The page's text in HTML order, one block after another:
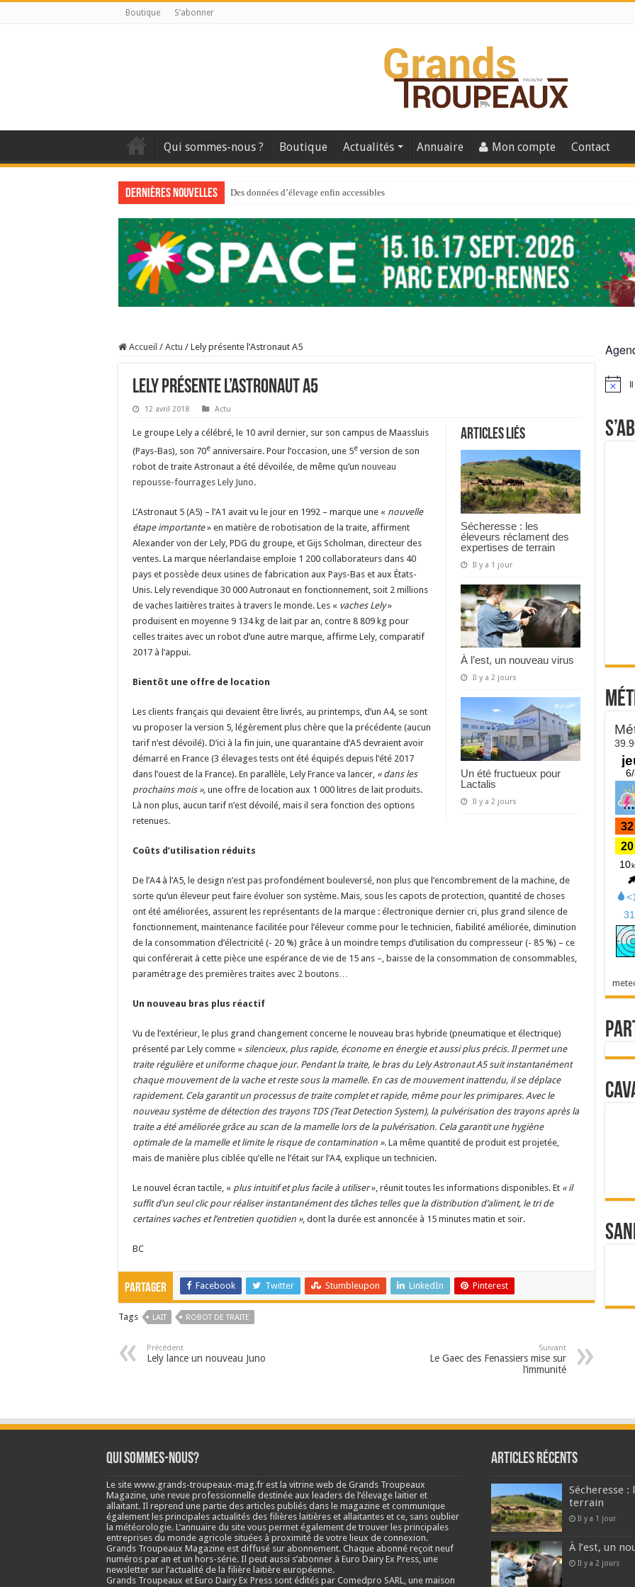
Boutique S’abonner
Qui sommes-nous ? Boutique Actualités Annuaire Mon compte Contact
Dernières nouvelles Des données d’élevage enfin accessibles
Au sommaire du premier numéro de 2025
Au sommaire de GTM 110
Aidez-nous à améliorer la santé de vos veaux !
Au sommaire de GTM 91
À l’est, un nouveau virus
Les canicules freinent la collecte laitière
Accueil / Actu / Lely présente l’Astronaut A5
Lely présente l’Astronaut A5
12 avril 2018 Actu
Articles liés
Sécheresse : les
éleveurs réclament des
expertises de terrain
Il y a 1 jour
À l’est, un nouveau virus
Il y a 2 jours
Un été fructueux pour
Lactalis
Il y a 2 jours
Le groupe Lely a célébré, le 10 avril dernier, sur son campus de Maassluis
(Pays-Bas), son 70e anniversaire. Pour l’occasion, une 5e version de son
robot de traite Astronaut a été dévoilée, de même qu’un nouveau
repousse-fourrages Lely Juno.
L’Astronaut 5 (A5) – l’A1 avait vu le jour en 1992 – marque une « nouvelle
étape importante» en matière de robotisation de la traite, affirment
Alexander von der Lely, PDG du groupe, et Gijs Scholman, directeur des
ventes. La marque néerlandaise emploie 1 200 collaborateurs dans 40
pays et possède deux usines de fabrication aux Pays-Bas et aux États-
Unis. Lely revendique 30 000 Autronaut en fonctionnement, soit 2 millions
de vaches laitières traites à travers le monde. Les « vaches Lely»
produisent en moyenne 9 134 kg de lait par an, contre 8 809 kg pour
celles traites avec un robot d’une autre marque, affirme Lely, comparatif
2017 à l’appui.
Bientôt une offre de location
Les clients français qui devaient être livrés, au printemps, d’un A4, se sont
vu proposer la version 5, légèrement plus chère que la précédente (aucun
tarif n’est dévoilé). D’ici à la fin juin, une quarantaine d’A5 devraient avoir
démarré en France (3 élevages tests ont été équipés depuis l’été 2017
dans l’ouest de la France). En parallèle, Lely France va lancer, « dans les
prochains mois », une offre de location aux 1 000 litres de lait produits.
Là non plus, aucun tarif n’est dévoilé, mais il sera fonction des options
retenues.
Coûts d’utilisation réduits
De l’A4 à l’A5, le design n’est pas profondément bouleversé, non plus que l’encombrement de la machine, de
sorte qu’un éleveur peut faire évoluer son système. Mais, sous les capots de protection, quantité de choses
ont été améliorées, assurent les représentants de la marque : électronique dernier cri, plus grand silence de
fonctionnement, maintenance facilitée pour l’éleveur comme pour le technicien, fiabilité améliorée, diminution
de la consommation d’électricité (- 20 %) grâce à un moindre temps d’utilisation du compresseur (- 85 %) – ce
qui conférerait à cette pièce une espérance de vie de 15 ans –, baisse de la consommation de consommables,
paramétrage des premières traites avec 2 boutons…
Un nouveau bras plus réactif
Vu de l’extérieur, le plus grand changement concerne le nouveau bras hybride (pneumatique et électrique)
présenté par Lely comme « silencieux, plus rapide, économe en énergie et aussi plus précis. Il permet une
traite régulière et uniforme chaque jour. Pendant la traite, le bras du Lely Astronaut A5 suit instantanément
chaque mouvement de la vache et reste sous la mamelle. En cas de mouvement inattendu, il se déplace
rapidement. Cela garantit un processus de traite complet et rapide, même pour les primipares. Avec le
nouveau système de détection des trayons TDS (Teat Detection System), la pulvérisation des trayons après la
traite a été améliorée grâce au scan de la mamelle lors de la pulvérisation. Cela garantit une hygiène
optimale de la mamelle et limite le risque de contamination ». La même quantité de produit est projetée,
mais de manière plus ciblée qu’elle ne l’était sur l’A4, explique un technicien.
Le nouvel écran tactile, « plus intuitif et plus facile à utiliser», réunit toutes les informations disponibles. Et « il
suffit d’un seul clic pour réaliser instantanément des tâches telles que la distribution d’aliment, le tri de
certaines vaches et l’entretien quotidien », dont la durée est annoncée à 15 minutes matin et soir.
BC
Partager Facebook Twitter Stumbleupon LinkedIn Pinterest
Tags LAIT ROBOT DE TRAITE
Précédent
Lely lance un nouveau Juno
Suivant
Le Gaec des Fenassiers mise sur
l’immunité
Notice
Qui sommes-nous?
Le site www.grands-troupeaux-mag.fr est la vitrine web de Grands Troupeaux
Magazine, une revue professionnelle destinée aux leaders de l’élevage laitier et
allaitant. Il reprend une partie des articles publiés dans le magazine et communique
également les principales actualités des filières laitières et allaitantes et ce, sans oublier
la météorologie. L’annuaire du site vous permet également de trouver les principales
entreprises du monde agricole situées à proximité de votre lieux de connexion.
Grands Troupeaux Magazine est diffusé sur abonnement. Chaque abonné reçoit neuf
numéros par an et un hors-série. Il peut aussi s’abonner à Euro Dairy Ex Press, une
newsletter sur l’actualité de la filière laitière européenne.
Grands Troupeaux et Euro Dairy Ex Press sont édités par Comedpro SARL, une maison
Articles récents
Sécheresse
terrain
Il y a 1 jour
À l’est, un
Il y a 2 jours